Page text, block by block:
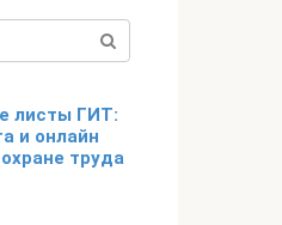
листы ГИТ:
и онлайн
труда